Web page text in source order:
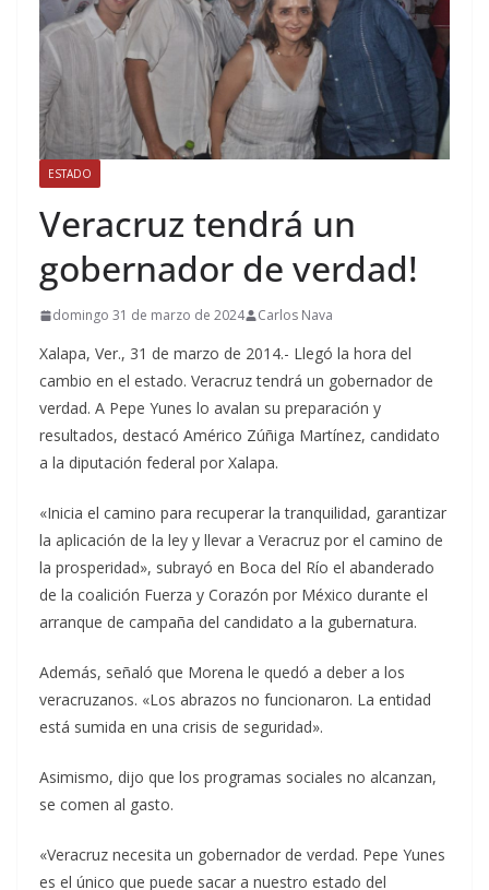
ESTADO
Veracruz tendrá un
gobernador de verdad!
domingo 31 de marzo de 2024 Carlos Nava
Xalapa, Ver., 31 de marzo de 2014.- Llegó la hora del
cambio en el estado. Veracruz tendrá un gobernador de
verdad. A Pepe Yunes lo avalan su preparación y
resultados, destacó Américo Zúñiga Martínez, candidato
a la diputación federal por Xalapa.
«Inicia el camino para recuperar la tranquilidad, garantizar
la aplicación de la ley y llevar a Veracruz por el camino de
la prosperidad», subrayó en Boca del Río el abanderado
de la coalición Fuerza y Corazón por México durante el
arranque de campaña del candidato a la gubernatura.
Además, señaló que Morena le quedó a deber a los
veracruzanos. «Los abrazos no funcionaron. La entidad
está sumida en una crisis de seguridad».
Asimismo, dijo que los programas sociales no alcanzan,
se comen al gasto.
«Veracruz necesita un gobernador de verdad. Pepe Yunes
es el único que puede sacar a nuestro estado del